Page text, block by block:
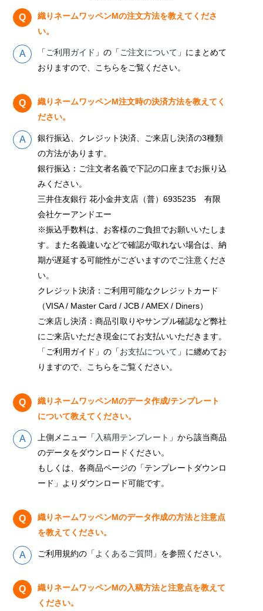
織りネームワッペンMの注文方法を教えてくださ
い。
「 ご利用ガイド 」の「 ご注文について 」にまとめて
おりますので、こちらをご覧ください。
織りネームワッペンM注文時の決済方法を教えてく
ださい。
銀行振込、クレジット決済、ご来店し決済の3種類
の方法があります。
銀行振込：ご注文者名義で下記の口座までお振り込
みください。
三井住友銀行 花小金井支店（普）6935235 有限
会社ケーアンドエー
※振込手数料は、お客様のご負担でお願いいたしま
す。また名義違いなどで確認が取れない場合は、納
期が遅延する可能性がございますのでご注意くださ
い。
クレジット決済：ご利用可能なクレジットカード
（VISA / Master Card / JCB / AMEX / Diners）
ご来店し決済：商品引取りやサンプル確認など弊社
にご来店いただき現金にてお支払いいただきます。
「ご利用ガイド」の「お支払について 」に纏めてお
りますので、こちらをご覧ください。
織りネームワッペンMのデータ作成/テンプレート
について教えてください。
上側メニュー「 入稿用テンプレート 」から該当商品
のデータをダウンロードください。
もしくは、各商品ページの「テンプレートダウンロ
ード」よりダウンロード可能です。
織りネームワッペンMのデータ作成の方法と注意点
を教えてください。
ご利用規約の「 よくあるご質問 」を参照ください。
織りネームワッペンMの入稿方法と注意点を教えて
ください。